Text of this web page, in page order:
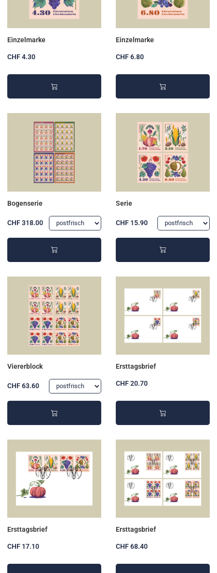
Einzelmarke
CHF 4.30
Einzelmarke
CHF 6.80
Bogenserie
CHF 318.00
Serie
CHF 15.90
Viererblock
CHF 63.60
Ersttagsbrief
CHF 20.70
Ersttagsbrief
CHF 17.10
Ersttagsbrief
CHF 68.40